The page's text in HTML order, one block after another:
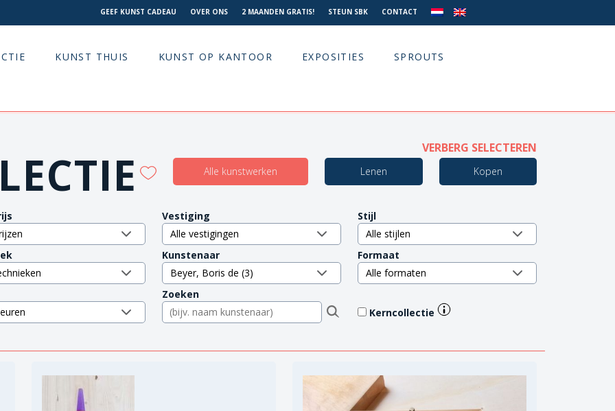
GEEF KUNST CADEAU OVER ONS 2 MAANDEN GRATIS! STEUN SBK CONTACT
KUNST THUIS KUNST OP KANTOOR EXPOSITIES SPROUTS
VERBERG SELECTEREN
Alle kunstwerken Lenen Kopen
Vestiging Stijl
Kunstenaar Formaat
Zoeken
Kerncollectie